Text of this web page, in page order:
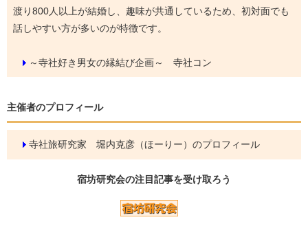
渡り800人以上が結婚し、趣味が共通しているため、初対面でも
話しやすい方が多いのが特徴です。
～寺社好き男女の縁結び企画～ 寺社コン
主催者のプロフィール
寺社旅研究家 堀内克彦（ほーりー）のプロフィール
宿坊研究会の注目記事を受け取ろう